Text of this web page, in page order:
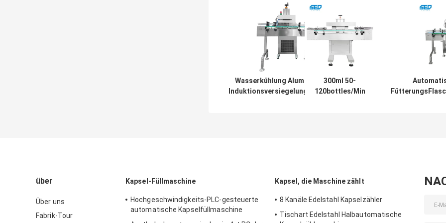
Wasserkühlung Aluminiumfolie
Induktionsversiegelungsmaschine
300ml 50-
120bottles/Min
für Protein-
über
Über uns
Fabrik-Tour
Kapsel-Füllmaschine
Hochgeschwindigkeits-PLC-gesteuerte
automatische Kapselfüllmaschine
Kapsel, die Maschine zählt
8 Kanäle Edelstahl Kapselzähler
Tischart Edelstahl Halbautomatische